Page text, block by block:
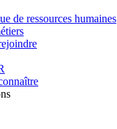
de ressources humaines